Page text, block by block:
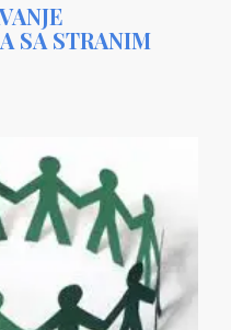
SA STRANIM